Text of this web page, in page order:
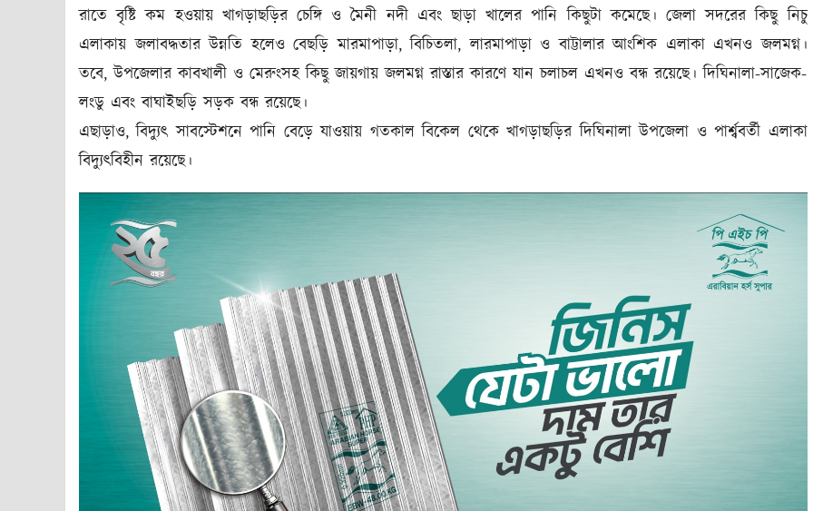
রাতে বৃষ্টি কম হওয়ায় খাগড়াছড়ির চেঙ্গি ও মৈনী নদী এবং ছাড়া খালের পানি কিছুটা কমেছে। জেলা সদরের কিছু নিচু
এলাকায় জলাবদ্ধতার উন্নতি হলেও বেছড়ি মারমাপাড়া, বিচিতলা, লারমাপাড়া ও বাট্টালার আংশিক এলাকা এখনও জলমগ্ন।
তবে, উপজেলার কাবখালী ও মেরুংসহ কিছু জায়গায় জলমগ্ন রাস্তার কারণে যান চলাচল এখনও বন্ধ রয়েছে। দিঘিনালা-সাজেক-
লংডু এবং বাঘাইছড়ি সড়ক বন্ধ রয়েছে।
এছাড়াও, বিদ্যুৎ সাবস্টেশনে পানি বেড়ে যাওয়ায় গতকাল বিকেল থেকে খাগড়াছড়ির দিঘিনালা উপজেলা ও পার্শ্ববর্তী এলাকা
বিদ্যুৎবিহীন রয়েছে।